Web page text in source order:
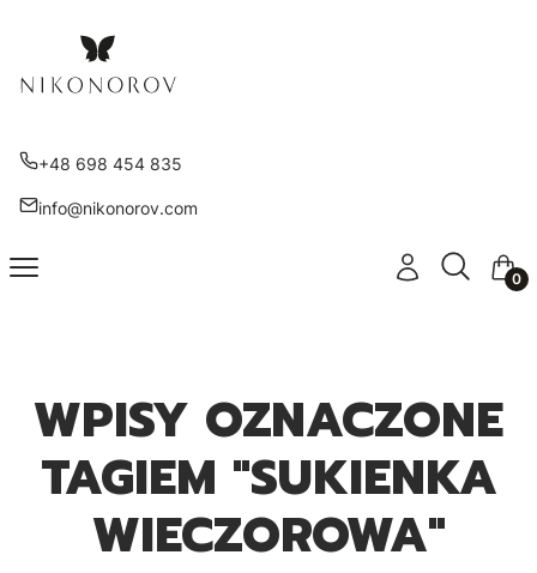
+48 698 454 835
info@nikonorov.com
Menu Zaloguj sięOtwórz
Szukaj
WPISY OZNACZONE
TAGIEM "SUKIENKA
WIECZOROWA"